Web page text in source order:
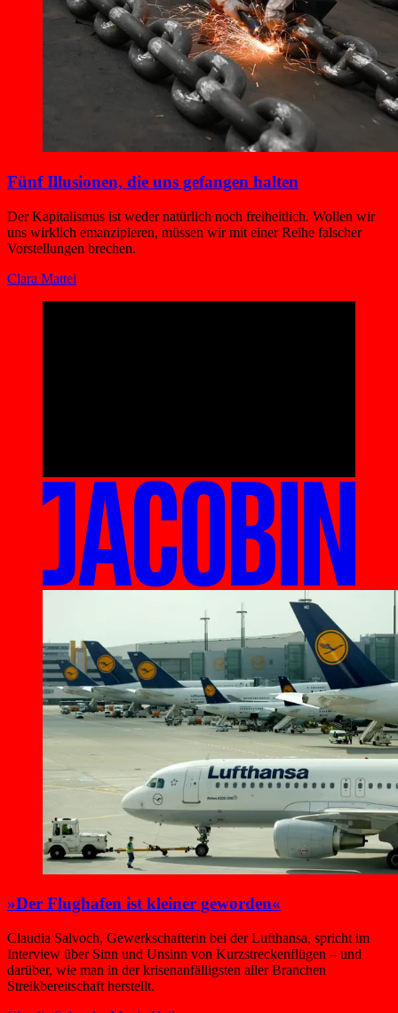
Fünf Illusionen, die uns gefangen halten
Der Kapitalismus ist weder natürlich noch freiheitlich. Wollen wir
uns wirklich emanzipieren, müssen wir mit einer Reihe falscher
Vorstellungen brechen.
Clara Mattei
»Der Flughafen ist kleiner geworden«
Claudia Salvoch, Gewerkschafterin bei der Lufthansa, spricht im
Interview über Sinn und Unsinn von Kurzstreckenflügen – und
darüber, wie man in der krisenanfälligsten aller Branchen
Streikbereitschaft herstellt.